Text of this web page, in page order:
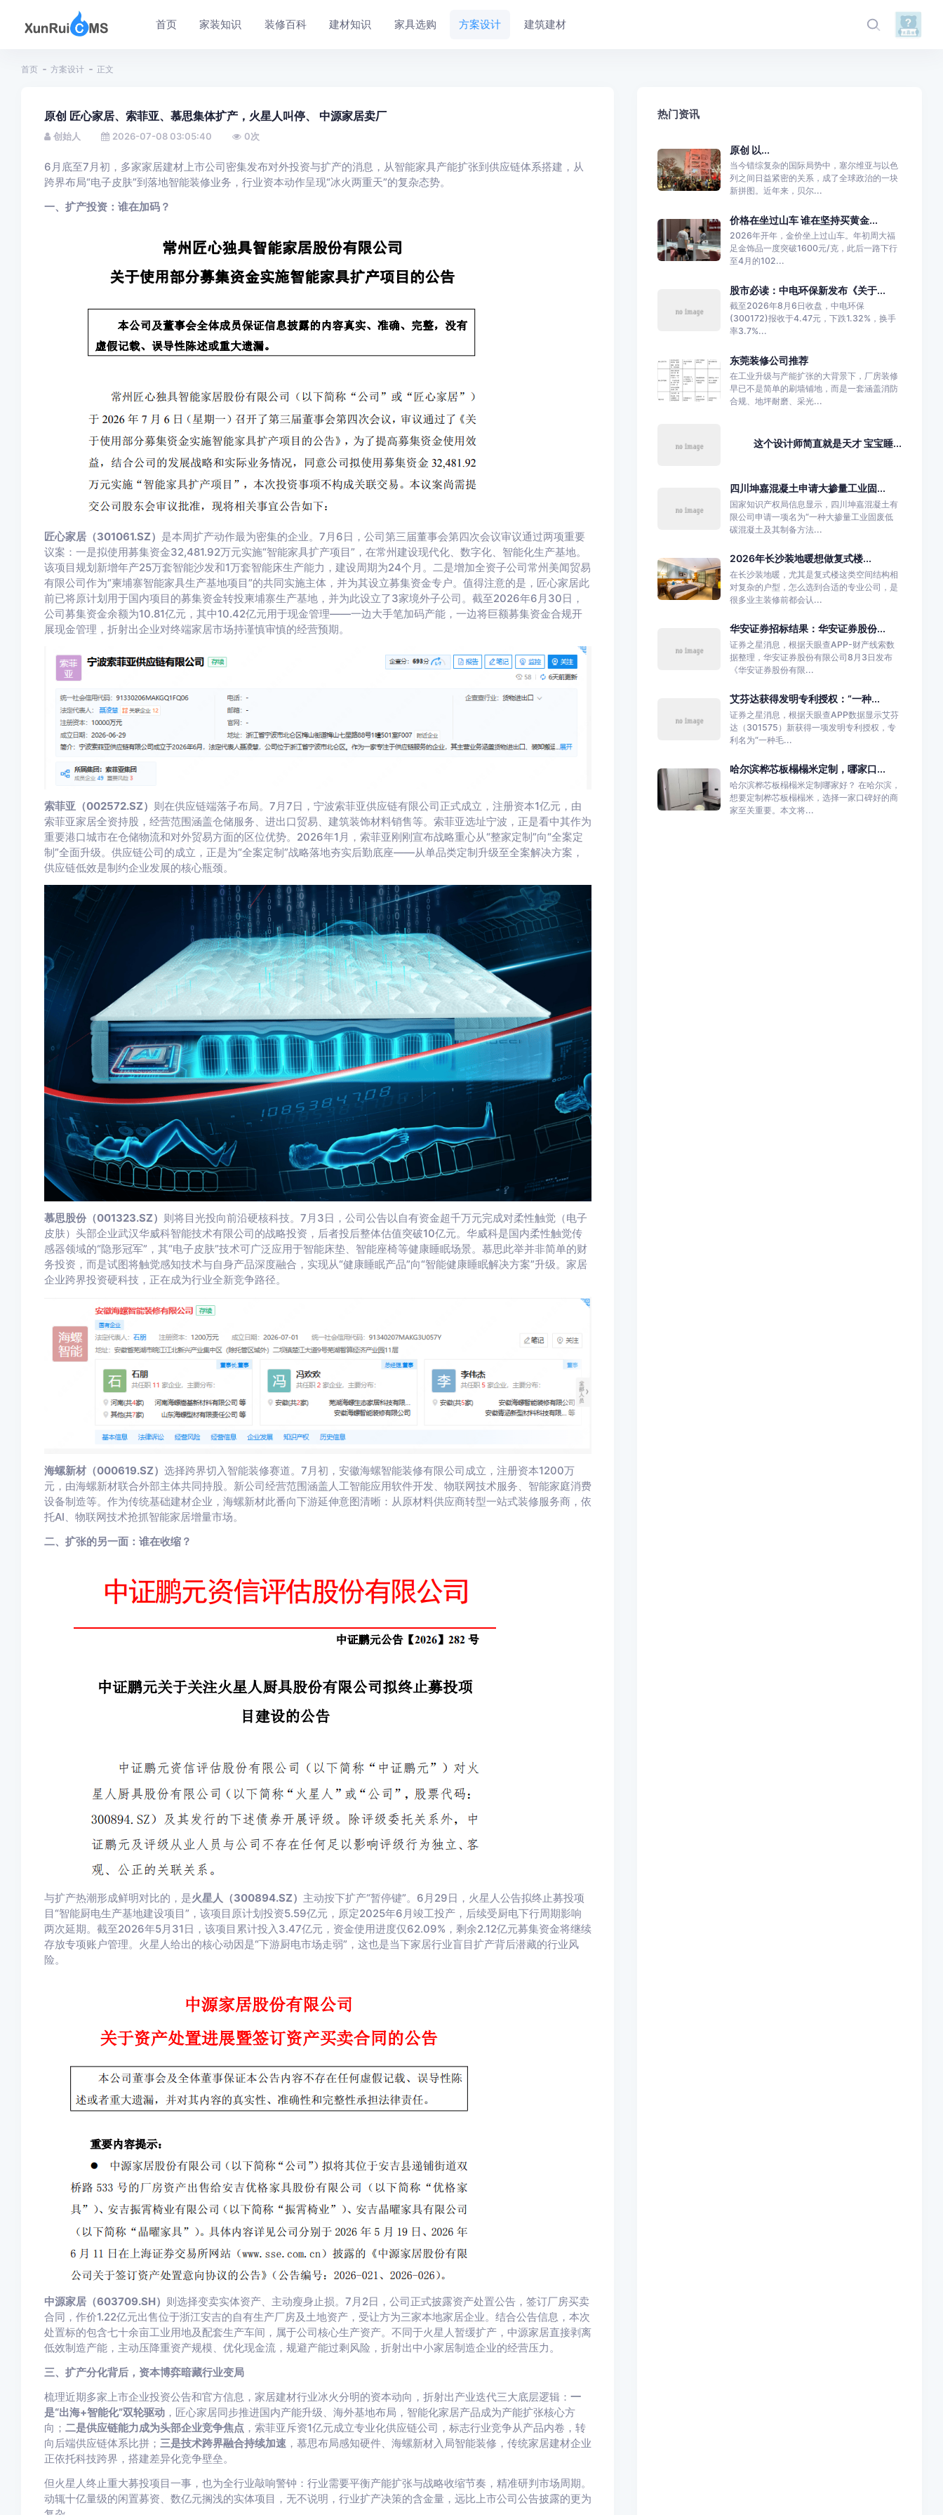
首页 家装知识 装修百科 建材知识 家具选购 方案设计 建筑建材
首页 方案设计 正文
原创 匠心家居、索菲亚、慕思集体扩产，火星人叫停、 中源家居卖厂
创始人 2026-07-08 03:05:40 0次
6月底至7月初，多家家居建材上市公司密集发布对外投资与扩产的消息，从智能家具产能扩张到供应链体系搭建，从
跨界布局“电子皮肤”到落地智能装修业务，行业资本动作呈现“冰火两重天”的复杂态势。
一、扩产投资：谁在加码？
匠心家居（301061.SZ） 是本周扩产动作最为密集的企业。7月6日，公司第三届董事会第四次会议审议通过两项重要
议案：一是拟使用募集资金32,481.92万元实施“智能家具扩产项目”，在常州建设现代化、数字化、智能化生产基地。
该项目规划新增年产25万套智能沙发和1万套智能床生产能力，建设周期为24个月。二是增加全资子公司常州美闻贸易
有限公司作为“柬埔寨智能家具生产基地项目”的共同实施主体，并为其设立募集资金专户。值得注意的是，匠心家居此
前已将原计划用于国内项目的募集资金转投柬埔寨生产基地，并为此设立了3家境外子公司。截至2026年6月30日，
公司募集资金余额为10.81亿元，其中10.42亿元用于现金管理——一边大手笔加码产能，一边将巨额募集资金合规开
展现金管理，折射出企业对终端家居市场持谨慎审慎的经营预期。
索菲亚（002572.SZ） 则在供应链端落子布局。7月7日，宁波索菲亚供应链有限公司正式成立，注册资本1亿元，由
索菲亚家居全资持股，经营范围涵盖仓储服务、进出口贸易、建筑装饰材料销售等。索菲亚选址宁波，正是看中其作为
重要港口城市在仓储物流和对外贸易方面的区位优势。2026年1月，索菲亚刚刚宣布战略重心从“整家定制”向“全案定
制”全面升级。供应链公司的成立，正是为“全案定制”战略落地夯实后勤底座——从单品类定制升级至全案解决方案，
供应链低效是制约企业发展的核心瓶颈。
慕思股份（001323.SZ） 则将目光投向前沿硬核科技。7月3日，公司公告以自有资金超千万元完成对柔性触觉（电子
皮肤）头部企业武汉华威科智能技术有限公司的战略投资，后者投后整体估值突破10亿元。华威科是国内柔性触觉传
感器领域的“隐形冠军”，其“电子皮肤”技术可广泛应用于智能床垫、智能座椅等健康睡眠场景。慕思此举并非简单的财
务投资，而是试图将触觉感知技术与自身产品深度融合，实现从“健康睡眠产品”向“智能健康睡眠解决方案”升级。家居
企业跨界投资硬科技，正在成为行业全新竞争路径。
海螺新材（000619.SZ） 选择跨界切入智能装修赛道。7月初，安徽海螺智能装修有限公司成立，注册资本1200万
元，由海螺新材联合外部主体共同持股。新公司经营范围涵盖人工智能应用软件开发、物联网技术服务、智能家庭消费
设备制造等。作为传统基础建材企业，海螺新材此番向下游延伸意图清晰：从原材料供应商转型一站式装修服务商，依
托AI、物联网技术抢抓智能家居增量市场。
二、扩张的另一面：谁在收缩？
与扩产热潮形成鲜明对比的，是火星人（300894.SZ） 主动按下扩产“暂停键”。6月29日，火星人公告拟终止募投项
目“智能厨电生产基地建设项目”，该项目原计划投资5.59亿元，原定2025年6月竣工投产，后续受厨电下行周期影响
两次延期。截至2026年5月31日，该项目累计投入3.47亿元，资金使用进度仅62.09%，剩余2.12亿元募集资金将继续
存放专项账户管理。火星人给出的核心动因是“下游厨电市场走弱”，这也是当下家居行业盲目扩产背后潜藏的行业风
险。
中源家居（603709.SH） 则选择变卖实体资产、主动瘦身止损。7月2日，公司正式披露资产处置公告，签订厂房买卖
合同，作价1.22亿元出售位于浙江安吉的自有生产厂房及土地资产，受让方为三家本地家居企业。结合公告信息，本次
处置标的包含七十余亩工业用地及配套生产车间，属于公司核心生产资产。不同于火星人暂缓扩产，中源家居直接剥离
低效制造产能，主动压降重资产规模、优化现金流，规避产能过剩风险，折射出中小家居制造企业的经营压力。
三、扩产分化背后，资本博弈暗藏行业变局
梳理近期多家上市企业投资公告和官方信息，家居建材行业冰火分明的资本动向，折射出产业迭代三大底层逻辑： 一
是“出海+智能化”双轮驱动，匠心家居同步推进国内产能升级、海外基地布局，智能化家居产品成为产能扩张核心方
向； 二是供应链能力成为头部企业竞争焦点 ，索菲亚斥资1亿元成立专业化供应链公司，标志行业竞争从产品内卷，转
向后端供应链体系比拼； 三是技术跨界融合持续加速，慕思布局感知硬件、海螺新材入局智能装修，传统家居建材企业
正依托科技跨界，搭建差异化竞争壁垒。
但火星人终止重大募投项目一事，也为全行业敲响警钟：行业需要平衡产能扩张与战略收缩节奏，精准研判市场周期。
动辄十亿量级的闲置募资、数亿元搁浅的实体项目，无不说明，行业扩产决策的含金量，远比上市公司公告披露的更为
热门资讯
原创 以...
当今错综复杂的国际局势中，塞尔维亚与以色
列之间日益紧密的关系，成了全球政治的一块
新拼图。近年来，贝尔...
价格在坐过山车 谁在坚持买黄金...
2026年开年，金价坐上过山车。年初周大福
足金饰品一度突破1600元/克，此后一路下行
至4月的102...
股市必读：中电环保新发布《关于...
截至2026年8月6日收盘，中电环保
(300172)报收于4.47元，下跌1.32%，换手
率3.7%...
东莞装修公司推荐
在工业升级与产能扩张的大背景下，厂房装修
早已不是简单的刷墙铺地，而是一套涵盖消防
合规、地坪耐磨、采光...
这个设计师简直就是天才 宝宝睡...
四川坤嘉混凝土申请大掺量工业固...
国家知识产权局信息显示，四川坤嘉混凝土有
限公司申请一项名为“一种大掺量工业固废低
碳混凝土及其制备方法...
2026年长沙装地暖想做复式楼...
在长沙装地暖，尤其是复式楼这类空间结构相
对复杂的户型，怎么选到合适的专业公司，是
很多业主装修前都会认...
华安证券招标结果：华安证券股份...
证券之星消息，根据天眼查APP-财产线索数
据整理，华安证券股份有限公司8月3日发布
《华安证券股份有限...
艾芬达获得发明专利授权：“一种...
证券之星消息，根据天眼查APP数据显示艾芬
达（301575）新获得一项发明专利授权，专
利名为“一种毛...
哈尔滨桦芯板榻榻米定制，哪家口...
哈尔滨桦芯板榻榻米定制哪家好？ 在哈尔滨，
想要定制桦芯板榻榻米，选择一家口碑好的商
家至关重要。本文将...